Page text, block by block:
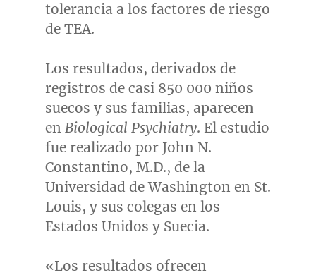
tolerancia a los factores de riesgo
de TEA.
Los resultados, derivados de
registros de casi 850 000 niños
suecos y sus familias, aparecen
en Biological Psychiatry. El estudio
fue realizado por John N.
Constantino, M.D., de la
Universidad deWashington en St.
Louis, y sus colegas en los
Estados Unidos y Suecia.
«Los resultados ofrecen